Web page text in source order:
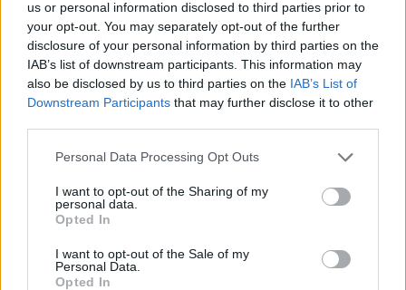
us or personal information disclosed to third parties prior to
your opt-out. You may separately opt-out of the further
disclosure of your personal information by third parties on the
IAB’s list of downstream participants. This information may
also be disclosed by us to third parties on the IAB’s List of
Downstream Participants that may further disclose it to other
Personal Data Processing Opt Outs
I want to opt-out of the Sharing of my
personal data.
Opted In
I want to opt-out of the Sale of my
Personal Data.
Opted In
Pero, ¿significa también la extinción de
profesionales que se dedican a tareas
relacionadas con la elaboración de este tipo de
productos publicitarios?